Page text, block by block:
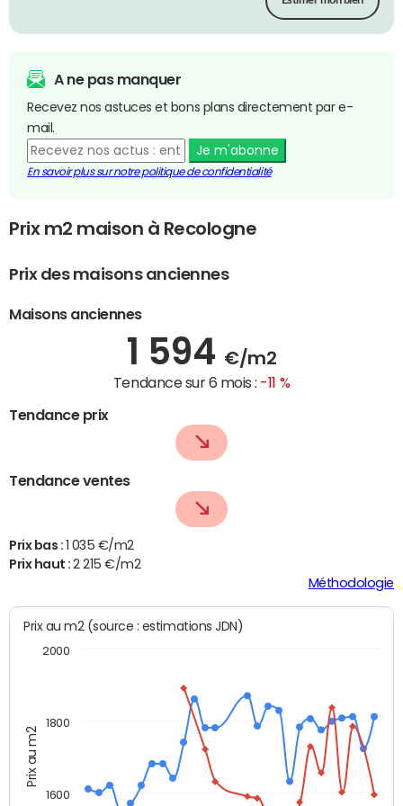
A ne pas manquer
Recevez nos astuces et bons plans directement par e-
mail.
Je m'abonne
En savoir plus sur notre politique de confidentialité
Prix m2 maison à Recologne
Prix des maisons anciennes
Maisons anciennes
1 594 €/m2
Tendance sur 6 mois : -11 %
Tendance prix
Tendance ventes
Prix bas :
1 035 €/m2
Prix haut :2 215 €/m2
Méthodologie
Prix au m2
Prix au m2 (source : estimations JDN)
1600
1800
2000